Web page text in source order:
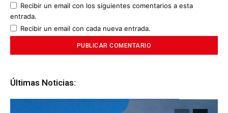
Recibir un email con los siguientes comentarios a esta
entrada.
Recibir un email con cada nueva entrada.
Últimas Noticias: